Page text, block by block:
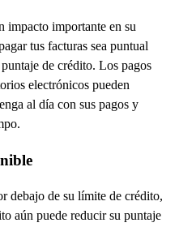
impacto importante en su
tus facturas sea puntual
de crédito. Los pagos
electrónicos pueden
al día con sus pagos y
debajo de su límite de crédito,
aún puede reducir su puntaje